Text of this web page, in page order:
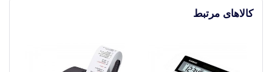
کالاهای مرتبط